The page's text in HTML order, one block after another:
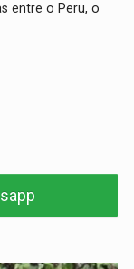
entre o Peru, o